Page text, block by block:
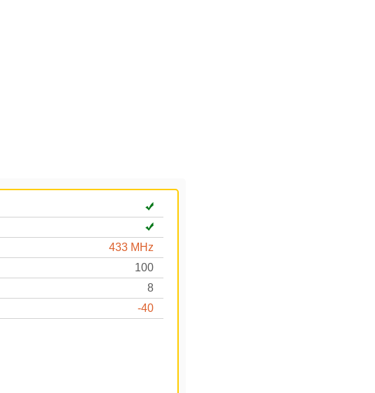
433 MHz
100
8
-40